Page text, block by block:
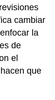
cambiar
la
de
el
que